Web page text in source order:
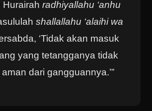
Hurairah radhiyallahu ‘anhu
shallallahu ‘alaihi wa
‘Tidak akan masuk
yang tetangganya tidak
dari gangguannya.’”